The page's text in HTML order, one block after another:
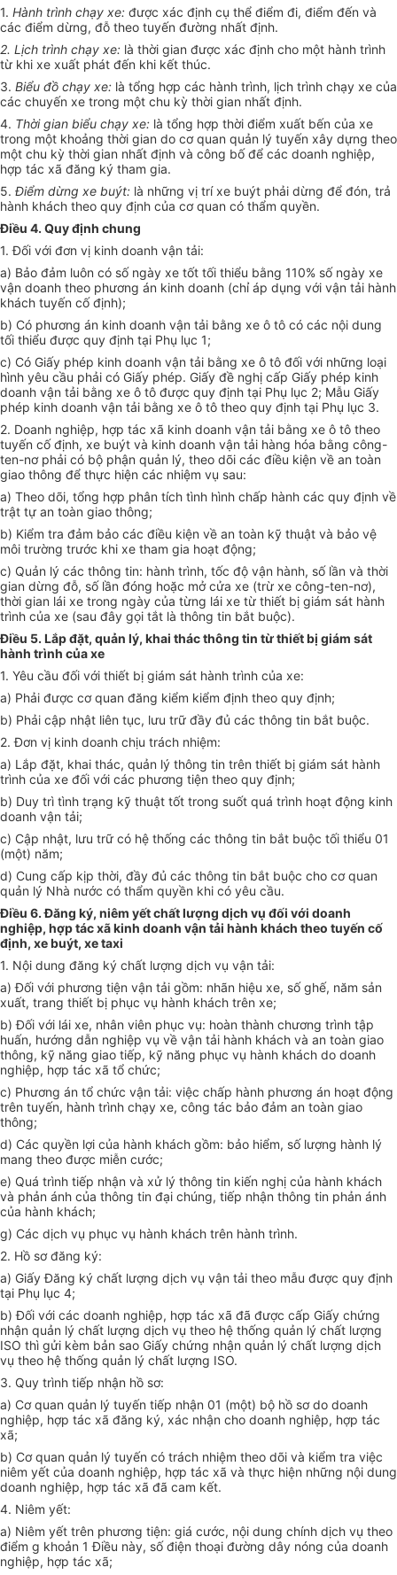
1. Hành trình chạy xe: được xác định cụ thể điểm đi, điểm đến và
các điểm dừng, đỗ theo tuyến đường nhất định.
2. Lịch trình chạy xe: là thời gian được xác định cho một hành trình
từ khi xe xuất phát đến khi kết thúc.
3. Biểu đồ chạy xe: là tổng hợp các hành trình, lịch trình chạy xe của
các chuyến xe trong một chu kỳ thời gian nhất định.
4. Thời gian biểu chạy xe: là tổng hợp thời điểm xuất bến của xe
trong một khoảng thời gian do cơ quan quản lý tuyến xây dựng theo
một chu kỳ thời gian nhất định và công bố để các doanh nghiệp,
hợp tác xã đăng ký tham gia.
5. Điểm dừng xe buýt: là những vị trí xe buýt phải dừng để đón, trả
hành khách theo quy định của cơ quan có thẩm quyền.
Điều 4. Quy định chung
1. Đối với đơn vị kinh doanh vận tải:
a) Bảo đảm luôn có số ngày xe tốt tối thiểu bằng 110% số ngày xe
vận doanh theo phương án kinh doanh (chỉ áp dụng với vận tải hành
khách tuyến cố định);
b) Có phương án kinh doanh vận tải bằng xe ô tô có các nội dung
tối thiểu được quy định tại Phụ lục 1;
c) Có Giấy phép kinh doanh vận tải bằng xe ô tô đối với những loại
hình yêu cầu phải có Giấy phép. Giấy đề nghị cấp Giấy phép kinh
doanh vận tải bằng xe ô tô được quy định tại Phụ lục 2; Mẫu Giấy
phép kinh doanh vận tải bằng xe ô tô theo quy định tại Phụ lục 3.
2. Doanh nghiệp, hợp tác xã kinh doanh vận tải bằng xe ô tô theo
tuyến cố định, xe buýt và kinh doanh vận tải hàng hóa bằng công-
ten-nơ phải có bộ phận quản lý, theo dõi các điều kiện về an toàn
giao thông để thực hiện các nhiệm vụ sau:
a) Theo dõi, tổng hợp phân tích tình hình chấp hành các quy định về
trật tự an toàn giao thông;
b) Kiểm tra đảm bảo các điều kiện về an toàn kỹ thuật và bảo vệ
môi trường trước khi xe tham gia hoạt động;
c) Quản lý các thông tin: hành trình, tốc độ vận hành, số lần và thời
gian dừng đỗ, số lần đóng hoặc mở cửa xe (trừ xe công-ten-nơ),
thời gian lái xe trong ngày của từng lái xe từ thiết bị giám sát hành
trình của xe (sau đây gọi tắt là thông tin bắt buộc).
Điều 5. Lắp đặt, quản lý, khai thác thông tin từ thiết bị giám sát
hành trình của xe
1. Yêu cầu đối với thiết bị giám sát hành trình của xe:
a) Phải được cơ quan đăng kiểm kiểm định theo quy định;
b) Phải cập nhật liên tục, lưu trữ đầy đủ các thông tin bắt buộc.
2. Đơn vị kinh doanh chịu trách nhiệm:
a) Lắp đặt, khai thác, quản lý thông tin trên thiết bị giám sát hành
trình của xe đối với các phương tiện theo quy định;
b) Duy trì tình trạng kỹ thuật tốt trong suốt quá trình hoạt động kinh
doanh vận tải;
c) Cập nhật, lưu trữ có hệ thống các thông tin bắt buộc tối thiểu 01
(một) năm;
d) Cung cấp kịp thời, đầy đủ các thông tin bắt buộc cho cơ quan
quản lý Nhà nước có thẩm quyền khi có yêu cầu.
Điều 6. Đăng ký, niêm yết chất lượng dịch vụ đối với doanh
nghiệp, hợp tác xã kinh doanh vận tải hành khách theo tuyến cố
định, xe buýt, xe taxi
1. Nội dung đăng ký chất lượng dịch vụ vận tải:
a) Đối với phương tiện vận tải gồm: nhãn hiệu xe, số ghế, năm sản
xuất, trang thiết bị phục vụ hành khách trên xe;
b) Đối với lái xe, nhân viên phục vụ: hoàn thành chương trình tập
huấn, hướng dẫn nghiệp vụ về vận tải hành khách và an toàn giao
thông, kỹ năng giao tiếp, kỹ năng phục vụ hành khách do doanh
nghiệp, hợp tác xã tổ chức;
c) Phương án tổ chức vận tải: việc chấp hành phương án hoạt động
trên tuyến, hành trình chạy xe, công tác bảo đảm an toàn giao
thông;
d) Các quyền lợi của hành khách gồm: bảo hiểm, số lượng hành lý
mang theo được miễn cước;
e) Quá trình tiếp nhận và xử lý thông tin kiến nghị của hành khách
và phản ánh của thông tin đại chúng, tiếp nhận thông tin phản ánh
của hành khách;
g) Các dịch vụ phục vụ hành khách trên hành trình.
2. Hồ sơ đăng ký:
a) Giấy Đăng ký chất lượng dịch vụ vận tải theo mẫu được quy định
tại Phụ lục 4;
b) Đối với các doanh nghiệp, hợp tác xã đã được cấp Giấy chứng
nhận quản lý chất lượng dịch vụ theo hệ thống quản lý chất lượng
ISO thì gửi kèm bản sao Giấy chứng nhận quản lý chất lượng dịch
vụ theo hệ thống quản lý chất lượng ISO.
3. Quy trình tiếp nhận hồ sơ:
a) Cơ quan quản lý tuyến tiếp nhận 01 (một) bộ hồ sơ do doanh
nghiệp, hợp tác xã đăng ký, xác nhận cho doanh nghiệp, hợp tác
xã;
b) Cơ quan quản lý tuyến có trách nhiệm theo dõi và kiểm tra việc
niêm yết của doanh nghiệp, hợp tác xã và thực hiện những nội dung
doanh nghiệp, hợp tác xã đã cam kết.
4. Niêm yết:
a) Niêm yết trên phương tiện: giá cước, nội dung chính dịch vụ theo
điểm g khoản 1 Điều này, số điện thoại đường dây nóng của doanh
nghiệp, hợp tác xã;